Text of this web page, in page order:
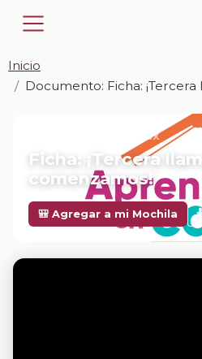
Inicio
Documento: Ficha:
📎 DOCUMENTO · DOCX
Ficha: ¡Tercera
comenzamos!
🎒 Agregar a mi Mochila